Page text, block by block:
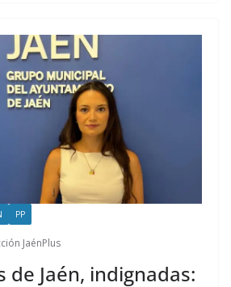
PP
JaénPlus
de Jaén, indignadas: